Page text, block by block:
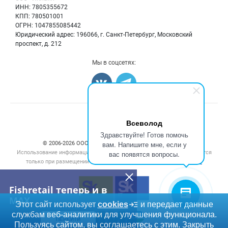
Всеволод
Здравствуйте! Готов помочь
вам. Напишите мне, если у
вас появятся вопросы.
Fishretail теперь и в
MAX
ПЕРЕЙТИ
ИНН: 7805355672
КПП: 780501001
ОГРН: 1047855085442
Юридический адрес: 196066, г. Санкт-Петербург, Московский
проспект, д. 212
Блог
Мы в соцсетях:
Счетчики, авторское право, логотипы
© 2006‑2026 ООО “Инлайн”. 12+ Все права защищены.
Использование информации, размещенной на данном сайте, допускается
только при размещении активной гиперссылки на сайт
fishretail.ru
Этот сайт использует cookies
и передает данные
службам веб-аналитики для улучшения функционала.
Пользуясь сайтом, вы соглашаетесь с этим. Закрыть